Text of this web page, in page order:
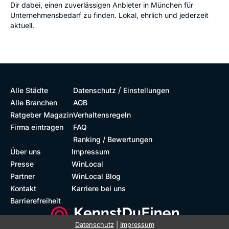
Dir dabei, einen zuverlässigen Anbieter in München für
Unternehmensbedarf zu finden. Lokal, ehrlich und jederzeit
aktuell.
Alle Städte
Alle Branchen
Ratgeber Magazin
Firma eintragen
Datenschutz / Einstellungen
AGB
Verhaltensregeln
FAQ
Ranking / Bewertungen
Über uns
Presse
Partner
Kontakt
Barrierefreiheit
Impressum
WinLocal
WinLocal Blog
Karriere bei uns
Datenschutz| Impressum